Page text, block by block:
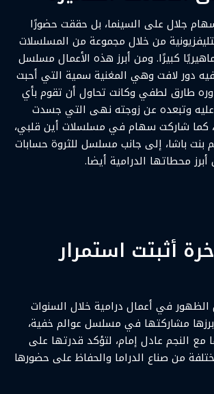
جلال على السينما، بل حققت حضورًا
من خلال مجموعة من المسلسلات
كبيرًا. ومن أبرز هذه الأعمال مسلسل
دور لافت وهي المغنية سمية التي أحبت
طارق لطفي وكانت تحاول أن تقوم بأي
وتبعده عن زوجته نهى التي جسدت
كما شاركت سهام في مسلسلات أين قلبي،
بنت باشا، إلى جانب مسلسل للثروة حسابات
محطاتها الدرامية أيضا.
أثبتت استمرار
في أعمال درامية خلال السنوات
مشاركتها في مسلسل عوالم خفية،
النجم عادل إمام، لتؤكد قدرتها على
من صناع الدراما والحفاظ على حضورها